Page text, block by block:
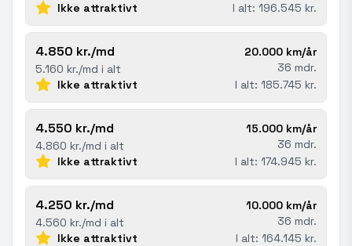
Ikke attraktivt
I alt: 196.545 kr.
4.850 kr./md
5.160 kr./md i alt
20.000 km/år
36 mdr.
Ikke attraktivt
I alt: 185.745 kr.
4.550 kr./md
4.860 kr./md i alt
15.000 km/år
36 mdr.
Ikke attraktivt
I alt: 174.945 kr.
4.250 kr./md
4.560 kr./md i alt
10.000 km/år
36 mdr.
Ikke attraktivt
I alt: 164.145 kr.